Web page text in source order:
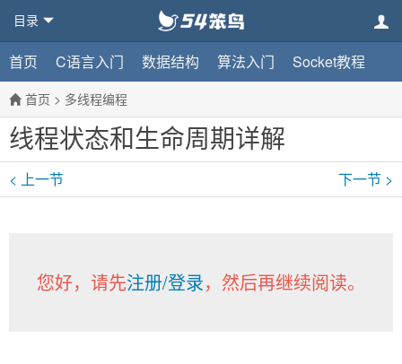
首页 C语言入门 数据结构 算法入门 Socket教程
目录
首页 > 多线程编程
线程状态和生命周期详解
< 上一节 下一节 >
您好，请先注册/登录，然后再继续阅读。